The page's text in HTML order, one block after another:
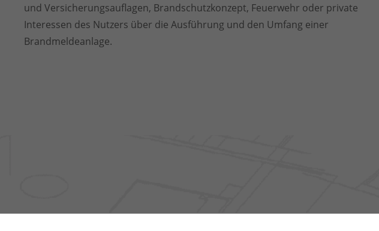
und Versicherungsauflagen, Brandschutzkonzept, Feuerwehr oder private
Interessen des Nutzers über die Ausführung und den Umfang einer
Brandmeldeanlage.